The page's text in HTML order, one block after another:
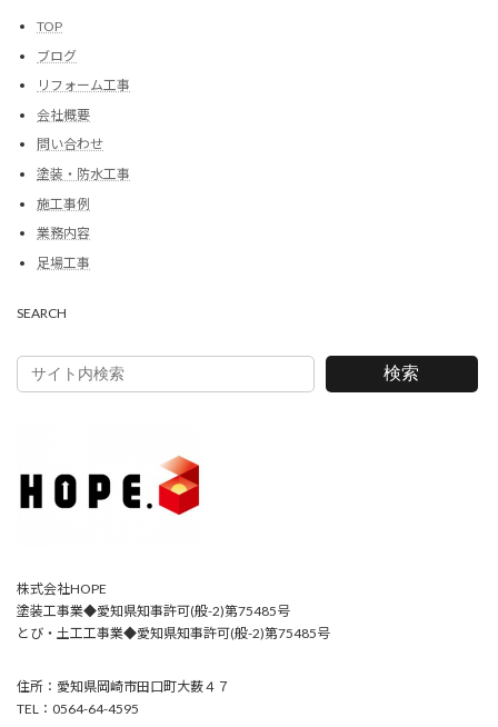
TOP
ブログ
リフォーム工事
会社概要
問い合わせ
塗装・防水工事
施工事例
業務内容
足場工事
SEARCH
検索
株式会社HOPE
塗装工事業◆愛知県知事許可(般-2)第75485号
とび・土工工事業◆愛知県知事許可(般-2)第75485号
住所：愛知県岡崎市田口町大薮４７
TEL：0564-64-4595